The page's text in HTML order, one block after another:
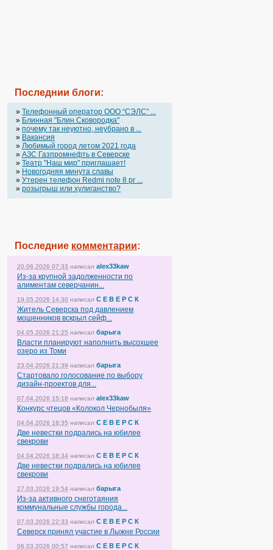
Последнии блоги:
» Телефонный оператор OOO “СЭЛС” ...
» Блинная "Блин.Сковородка"
» почему так неуютно, неубрано в ...
» Вакансия
» Любимый город летом 2021 года
» АЗС Газпромнефть в Северске
» Театр "Наш мир" приглашает!
» Новогодняя минута славы
» Утерен телефон Redmi note 8 pr ...
» розыгрыш или хулиганство?
Последние комментарии:
20.06.2026 07:33 написал alex33kaw
Из-за крупной задолженности по
алиментам северчанин...
19.05.2026 14:30 написал С Е В Е Р С К
Житель Северска под давлением
мошенников вскрыл сейф...
04.05.2026 21:25 написал барыга
Власти планируют наполнить высохшее
озеро из Томи
23.04.2026 21:39 написал барыга
Стартовало голосование по выбору
дизайн-проектов для...
07.04.2026 15:18 написал alex33kaw
Конкурс чтецов «Колокол Чернобыля»
04.04.2026 18:35 написал С Е В Е Р С К
Две невестки подрались на юбилее
свекрови
04.04.2026 18:34 написал С Е В Е Р С К
Две невестки подрались на юбилее
свекрови
27.03.2026 19:54 написал барыга
Из-за активного снеготаяния
коммунальные службы города...
07.03.2026 22:33 написал С Е В Е Р С К
Северск принял участие в Лыжне России
06.03.2026 00:57 написал С Е В Е Р С К